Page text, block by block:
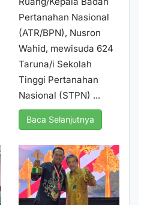
Pertanahan Nasional
(ATR/BPN), Nusron
Wahid, mewisuda 624
Taruna/i Sekolah
Tinggi Pertanahan
Nasional (STPN) ...
Baca Selanjutnya